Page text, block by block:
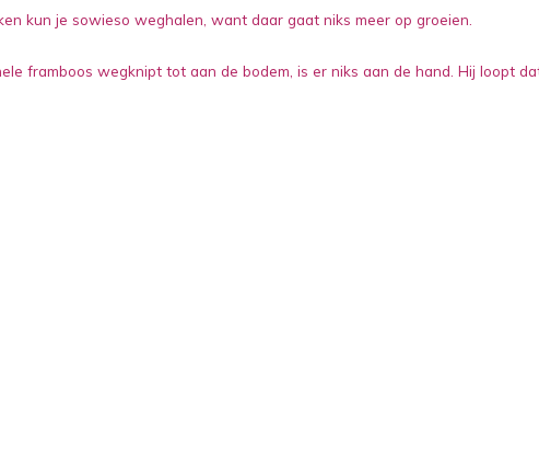
kun je sowieso weghalen, want daar gaat niks meer op groeien.
framboos wegknipt tot aan de bodem, is er niks aan de hand. Hij loopt